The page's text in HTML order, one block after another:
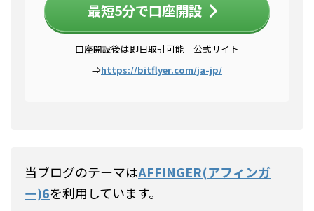
最短5分で口座開設
口座開設後は即日取引可能 公式サイト
⇒https://bitflyer.com/ja-jp/
当ブログのテーマはAFFINGER(アフィンガ
ー)6を利用しています。